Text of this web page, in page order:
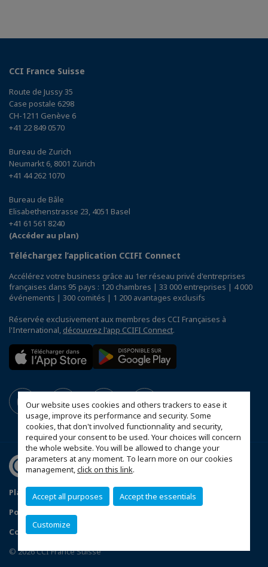
Our website uses cookies and others trackers to ease it
usage, improve its performance and security. Some
cookies, that don't involved functionnality and security,
required your consent to be used. Your choices will concern
the whole website. You will be allowed to change your
parameters at any moment. To learn more on our cookies
management,click on this link.
Accept all purposes Accept the essentials
Customize
CCI France Suisse
Route de Jussy 35
Case postale 6298
CH-1211 Genève 6
+41 22 849 0570
Bureau de Zurich
Neumarkt 6, 8001 Zürich
+41 44 262 1070
Bureau de Bâle
Elisabethenstrasse 23, 4051 Basel
+41 61 561 8240
(Accéder au plan)
Téléchargez l’application CCIFI Connect
Accélérez votre business grâce au 1er réseau privé d'entreprises
françaises dans 95 pays : 120 chambres | 33 000 entreprises | 4 000
événements | 300 comités | 1 200 avantages exclusifs
Réservée exclusivement aux membres des CCI Françaises à
l'International, découvrez l'app CCIFI Connect.
Plan d'accès Genève
Mentions légales
Politique de confidentialité
Configurer vos préférences cookies
© 2026 CCI France Suisse